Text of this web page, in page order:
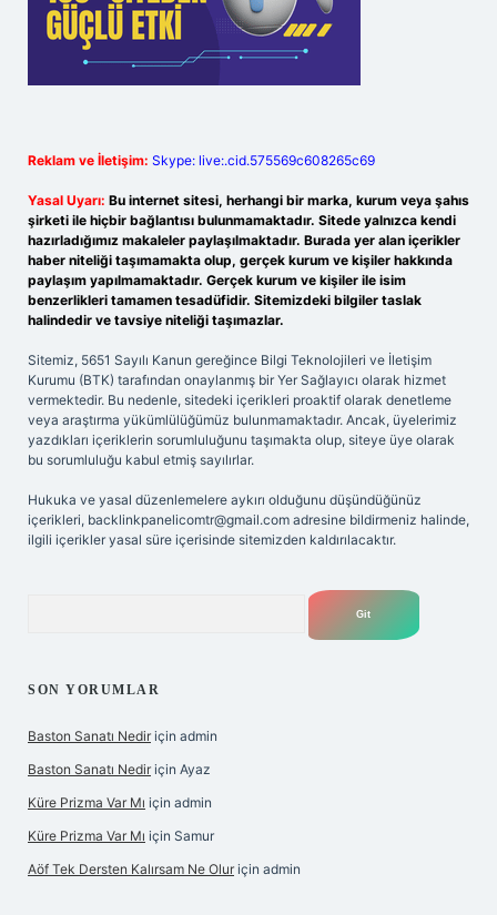
Reklam ve İletişim: Skype: live:.cid.575569c608265c69
Yasal Uyarı: Bu internet sitesi, herhangi bir marka, kurum veya şahıs
şirketi ile hiçbir bağlantısı bulunmamaktadır. Sitede yalnızca kendi
hazırladığımız makaleler paylaşılmaktadır. Burada yer alan içerikler
haber niteliği taşımamakta olup, gerçek kurum ve kişiler hakkında
paylaşım yapılmamaktadır. Gerçek kurum ve kişiler ile isim
benzerlikleri tamamen tesadüfidir. Sitemizdeki bilgiler taslak
halindedir ve tavsiye niteliği taşımazlar.
Sitemiz, 5651 Sayılı Kanun gereğince Bilgi Teknolojileri ve İletişim
Kurumu (BTK) tarafından onaylanmış bir Yer Sağlayıcı olarak hizmet
vermektedir. Bu nedenle, sitedeki içerikleri proaktif olarak denetleme
veya araştırma yükümlülüğümüz bulunmamaktadır. Ancak, üyelerimiz
yazdıkları içeriklerin sorumluluğunu taşımakta olup, siteye üye olarak
bu sorumluluğu kabul etmiş sayılırlar.
Hukuka ve yasal düzenlemelere aykırı olduğunu düşündüğünüz
içerikleri, backlinkpanelicomtr@gmail.com adresine bildirmeniz halinde,
ilgili içerikler yasal süre içerisinde sitemizden kaldırılacaktır.
SON YORUMLAR
Baston Sanatı Nedir için admin
Baston Sanatı Nedir için Ayaz
Küre Prizma Var Mı için admin
Küre Prizma Var Mı için Samur
Aöf Tek Dersten Kalırsam Ne Olur için admin